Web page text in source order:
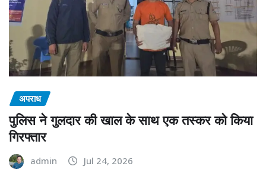
अपराध
पुलिस ने गुलदार की खाल के साथ एक तस्कर को किया
गिरफ्तार
admin Jul 24, 2026